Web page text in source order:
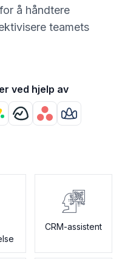
å håndtere
teamets
ved hjelp av
CRM-assistent